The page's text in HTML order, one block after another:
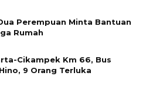
Perempuan Minta Bantuan
Rumah
Cikampek Km 66, Bus
9 Orang Terluka